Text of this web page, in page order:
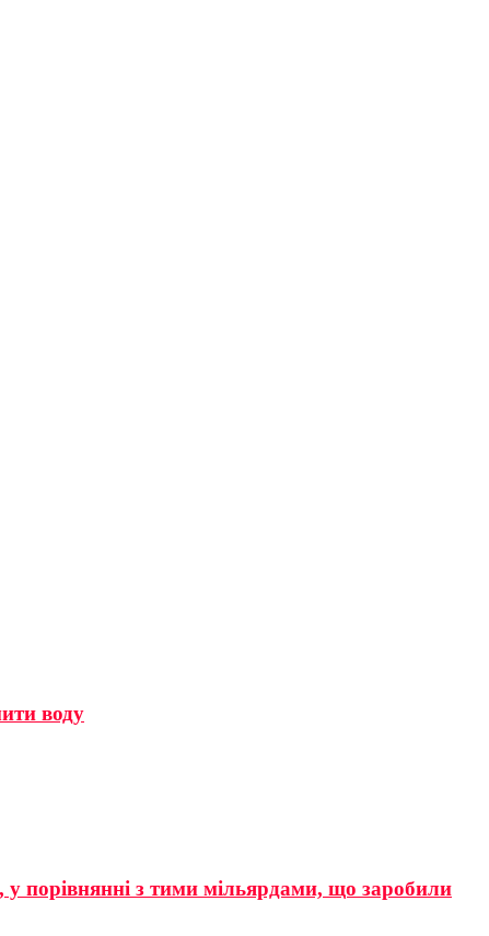
воду
у порівнянні з тими мільярдами, що заробили